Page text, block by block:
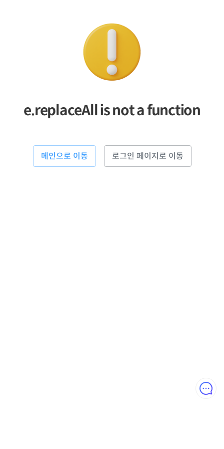
e.replaceAll is not a function
메인으로 이동 로그인 페이지로 이동